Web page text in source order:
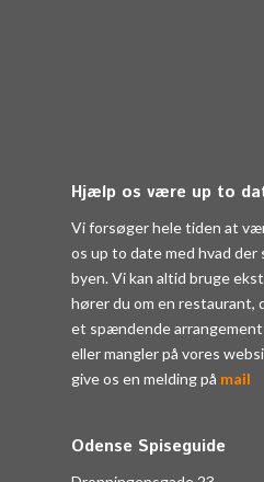
Hjælp os være up to
Vi forsøger hele tiden at
os up to date med hvad der
byen. Vi kan altid bruge
hører du om en restaurant,
et spændende
eller mangler på vores
give os en melding på mail
Odense Spiseguide